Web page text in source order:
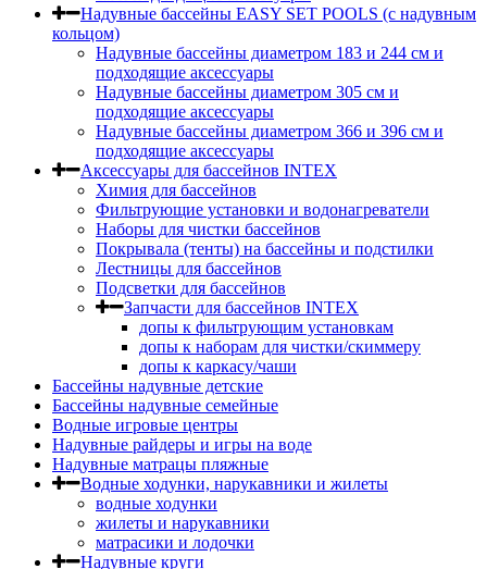
Надувные бассейны EASY SET POOLS (с надувным
кольцом)
Надувные бассейны диаметром 183 и 244 см и
подходящие аксессуары
Надувные бассейны диаметром 305 см и
подходящие аксессуары
Надувные бассейны диаметром 366 и 396 см и
подходящие аксессуары
Аксессуары для бассейнов INTEX
Химия для бассейнов
Фильтрующие установки и водонагреватели
Наборы для чистки бассейнов
Покрывала (тенты) на бассейны и подстилки
Лестницы для бассейнов
Подсветки для бассейнов
Запчасти для бассейнов INTEX
допы к фильтрующим установкам
допы к наборам для чистки/скиммеру
допы к каркасу/чаши
Бассейны надувные детские
Бассейны надувные семейные
Водные игровые центры
Надувные райдеры и игры на воде
Надувные матрацы пляжные
Водные ходунки, нарукавники и жилеты
водные ходунки
жилеты и нарукавники
матрасики и лодочки
Надувные круги